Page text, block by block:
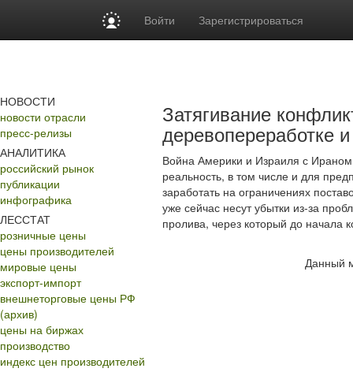
Войти Зарегистрироваться
НОВОСТИ
новости отрасли
пресс-релизы
АНАЛИТИКА
российский рынок
публикации
инфографика
ЛЕССТАТ
розничные цены
цены производителей
мировые цены
экспорт-импорт
внешнеторговые цены РФ
(архив)
цены на биржах
производство
индекс цен производителей
Затягивание
деревопереработке
Война Америки и Израиля с
реальность, в том числе и для
заработать на ограничениях
уже сейчас несут убытки из-за
пролива, через который до начала
Данный